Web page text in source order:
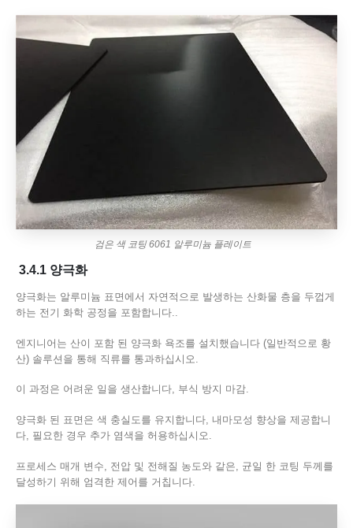
검은 색 코팅 6061 알루미늄 플레이트
3.4.1 양극화
양극화는 알루미늄 표면에서 자연적으로 발생하는 산화물 층을 두껍게
하는 전기 화학 공정을 포함합니다..
엔지니어는 산이 포함 된 양극화 욕조를 설치했습니다 (일반적으로 황
산) 솔루션을 통해 직류를 통과하십시오.
이 과정은 어려운 일을 생산합니다, 부식 방지 마감.
양극화 된 표면은 색 충실도를 유지합니다, 내마모성 향상을 제공합니
다, 필요한 경우 추가 염색을 허용하십시오.
프로세스 매개 변수, 전압 및 전해질 농도와 같은, 균일 한 코팅 두께를
달성하기 위해 엄격한 제어를 거칩니다.